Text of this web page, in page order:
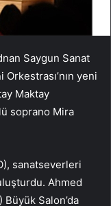
Saygun Sanat
yeni
Maktay
soprano Mira
sanatseverleri
Ahmed
Salon’da